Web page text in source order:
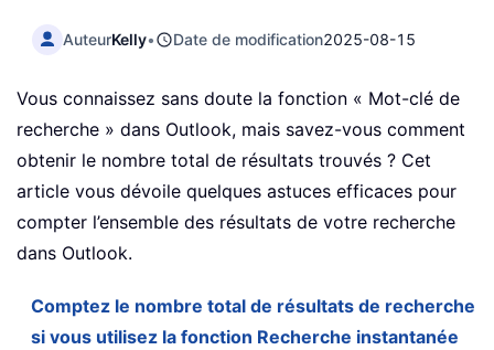
AuteurKelly• Date de modification2025-08-15
Vous connaissez sans doute la fonction « Mot-clé de
recherche » dans Outlook, mais savez-vous comment
obtenir le nombre total de résultats trouvés ? Cet
article vous dévoile quelques astuces efficaces pour
compter l’ensemble des résultats de votre recherche
dans Outlook.
Comptez le nombre total de résultats de recherche
si vous utilisez la fonction Recherche instantanée